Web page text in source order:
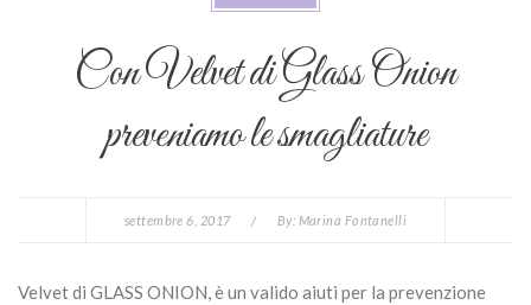
Con Velvet di Glass Onion
preveniamo le smagliature
settembre 6, 2017 / By: Marina Fontanelli
Velvet di GLASS ONION, è un valido aiuti per la prevenzione